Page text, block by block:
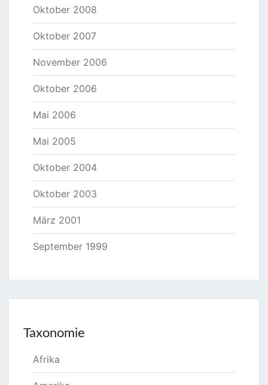
Oktober 2008
Oktober 2007
November 2006
Oktober 2006
Mai 2006
Mai 2005
Oktober 2004
Oktober 2003
März 2001
September 1999
Taxonomie
Afrika